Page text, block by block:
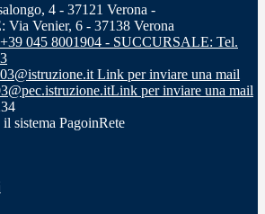
4 - 37121 Verona -
Venier, 6 - 37138 Verona
045 8001904 - SUCCURSALE: Tel.
Link per inviare una mail
Link per inviare una mail
sistema PagoinRete